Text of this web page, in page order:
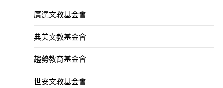
廣達文教基金會
典美文教基金會
趨勢教育基金會
世安文教基金會